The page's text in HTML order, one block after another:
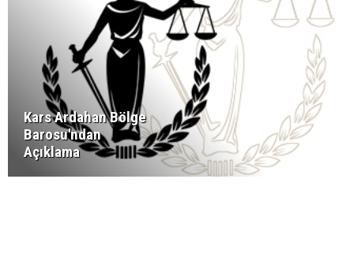
Kars Ardahan Bölge
Barosu'ndan
Açıklama